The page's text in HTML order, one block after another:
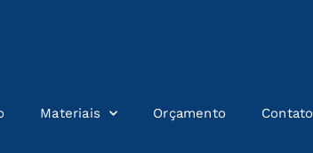
Materiais Orçamento Contato